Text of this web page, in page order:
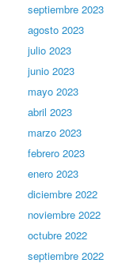
septiembre 2023
agosto 2023
julio 2023
junio 2023
mayo 2023
abril 2023
marzo 2023
febrero 2023
enero 2023
diciembre 2022
noviembre 2022
octubre 2022
septiembre 2022